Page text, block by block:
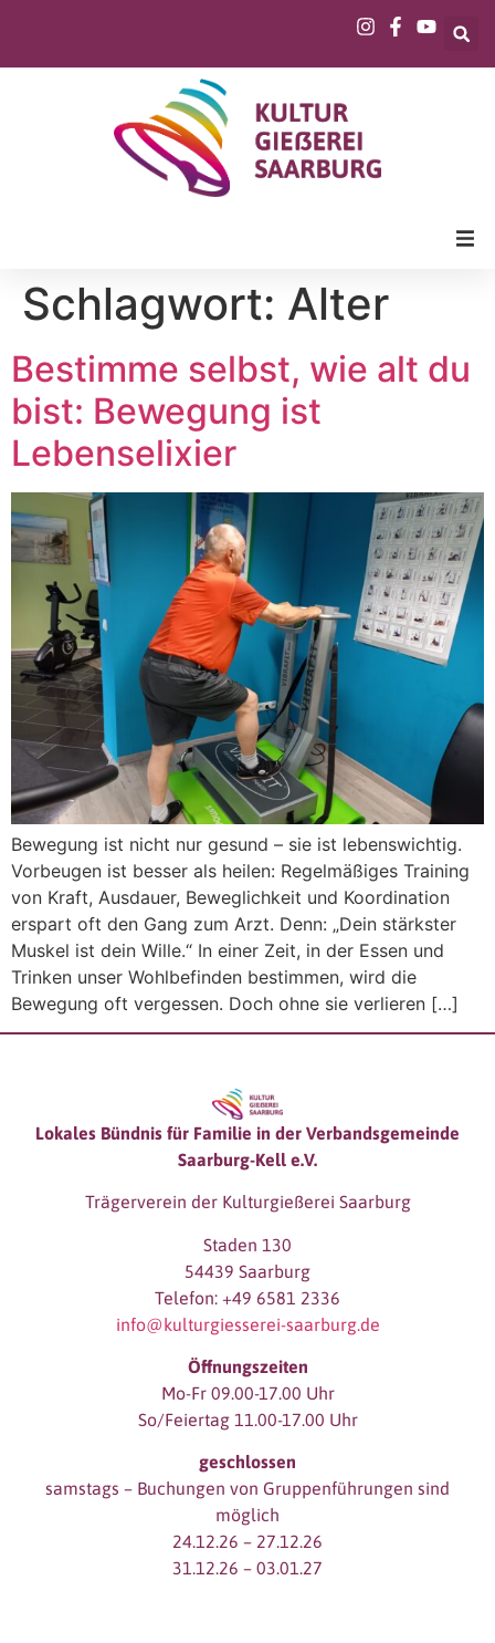
Schlagwort: Alter
Bestimme selbst, wie alt du
bist: Bewegung ist
Lebenselixier
Bewegung ist nicht nur gesund – sie ist lebenswichtig.
Vorbeugen ist besser als heilen: Regelmäßiges Training
von Kraft, Ausdauer, Beweglichkeit und Koordination
erspart oft den Gang zum Arzt. Denn: „Dein stärkster
Muskel ist dein Wille.“ In einer Zeit, in der Essen und
Trinken unser Wohlbefinden bestimmen, wird die
Bewegung oft vergessen. Doch ohne sie verlieren […]
Lokales Bündnis für Familie in der Verbandsgemeinde
Saarburg-Kell e.V.
Trägerverein der Kulturgießerei Saarburg
Staden 130
54439 Saarburg
Telefon: +49 6581 2336
info@kulturgiesserei-saarburg.de
Öffnungszeiten
Mo-Fr 09.00-17.00 Uhr
So/Feiertag 11.00-17.00 Uhr
geschlossen
samstags – Buchungen von Gruppenführungen sind
möglich
24.12.26 – 27.12.26
31.12.26 – 03.01.27